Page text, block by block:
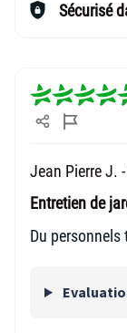
Sécurisé
Jean Pierre J. -
Entretien de
Du